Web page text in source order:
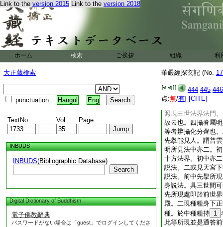
Link to the version 2015 Link to the version 2018
ホーム 検索 ご挨拶 組織 利
大正蔵検索
punctuation Hangul Eng
TextNo. Vol. Page
INBUDS
INBUDS(Bibliographic Database)
Search
Digital Dictionary of Buddhism
電子佛教辭典
パスワードがない場合は「guest」でログインしてくださ
華嚴經探玄記 (No.
444 445 446
点:無/有] [CITE]
地也。中間並是三
頌前第九法。後二
初二句頌前遍坐。
信分竟 自下第九
縁。二時祇洹下明
生下辨見法得益。
標意。欲令菩薩因
又此三昧中所顯現
故。佛答問而入此
二放白毫光者顯中
三昧攝生之用。三
照現三世法界法門
故云也。四攝眷屬
等者辨攝化分齊也
先擧能見人。謂普
明所見法中亦二。
十方法界。初中亦
説法。二或見天宮
説法。前中先擧所
身説法。具三世間
先所現處即於前世
殿。二現種種身下
種。於中種種持 1
此等所現並是通答